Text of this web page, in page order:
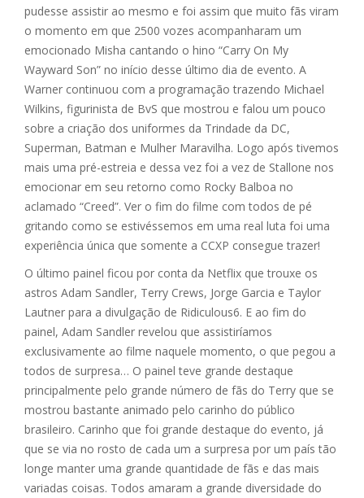
pudesse assistir ao mesmo e foi assim que muito fãs viram
o momento em que 2500 vozes acompanharam um
emocionado Misha cantando o hino “Carry On My
Wayward Son” no início desse último dia de evento. A
Warner continuou com a programação trazendo Michael
Wilkins, figurinista de BvS que mostrou e falou um pouco
sobre a criação dos uniformes da Trindade da DC,
Superman, Batman e Mulher Maravilha. Logo após tivemos
mais uma pré-estreia e dessa vez foi a vez de Stallone nos
emocionar em seu retorno como Rocky Balboa no
aclamado “Creed”. Ver o fim do filme com todos de pé
gritando como se estivéssemos em uma real luta foi uma
experiência única que somente a CCXP consegue trazer!
O último painel ficou por conta da Netflix que trouxe os
astros Adam Sandler, Terry Crews, Jorge Garcia e Taylor
Lautner para a divulgação de Ridiculous6. E ao fim do
painel, Adam Sandler revelou que assistiríamos
exclusivamente ao filme naquele momento, o que pegou a
todos de surpresa… O painel teve grande destaque
principalmente pelo grande número de fãs do Terry que se
mostrou bastante animado pelo carinho do público
brasileiro. Carinho que foi grande destaque do evento, já
que se via no rosto de cada um a surpresa por um país tão
longe manter uma grande quantidade de fãs e das mais
variadas coisas. Todos amaram a grande diversidade do